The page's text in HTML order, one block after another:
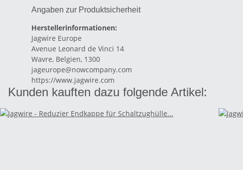
Angaben zur Produktsicherheit
Herstellerinformationen:
Jagwire Europe
Avenue Leonard de Vinci 14
Wavre, Belgien, 1300
jageurope@nowcompany.com
https://www.jagwire.com
Kunden kauften dazu folgende Artikel: